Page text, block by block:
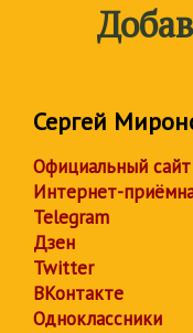
Сергей
Официальный сайт
Интернет-
Telegram
Дзен
Twitter
ВКонтакте
Одноклассники